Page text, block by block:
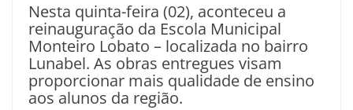
Nesta quinta-feira (02), aconteceu a
reinauguração da Escola Municipal
Monteiro Lobato – localizada no bairro
Lunabel. As obras entregues visam
proporcionar mais qualidade de ensino
aos alunos da região.